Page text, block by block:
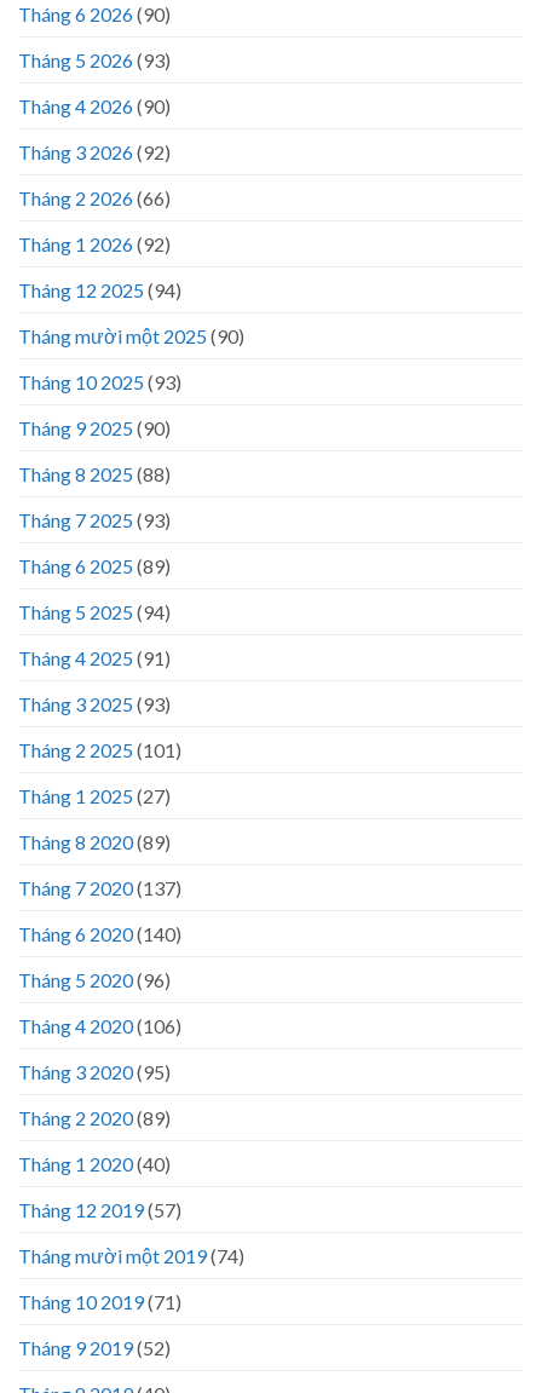
Tháng 6 2026(90)
Tháng 5 2026(93)
Tháng 4 2026(90)
Tháng 3 2026(92)
Tháng 2 2026(66)
Tháng 1 2026(92)
Tháng 12 2025(94)
Tháng mười một 2025(90)
Tháng 10 2025(93)
Tháng 9 2025(90)
Tháng 8 2025(88)
Tháng 7 2025(93)
Tháng 6 2025(89)
Tháng 5 2025(94)
Tháng 4 2025(91)
Tháng 3 2025(93)
Tháng 2 2025(101)
Tháng 1 2025(27)
Tháng 8 2020(89)
Tháng 7 2020(137)
Tháng 6 2020(140)
Tháng 5 2020(96)
Tháng 4 2020(106)
Tháng 3 2020(95)
Tháng 2 2020(89)
Tháng 1 2020(40)
Tháng 12 2019(57)
Tháng mười một 2019(74)
Tháng 10 2019(71)
Tháng 9 2019(52)